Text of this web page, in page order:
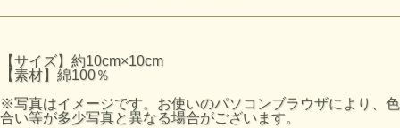
【サイズ】約10cm×10cm
【素材】綿100％
※写真はイメージです。お使いのパソコンブラウザにより、色
合い等が多少写真と異なる場合がございます。